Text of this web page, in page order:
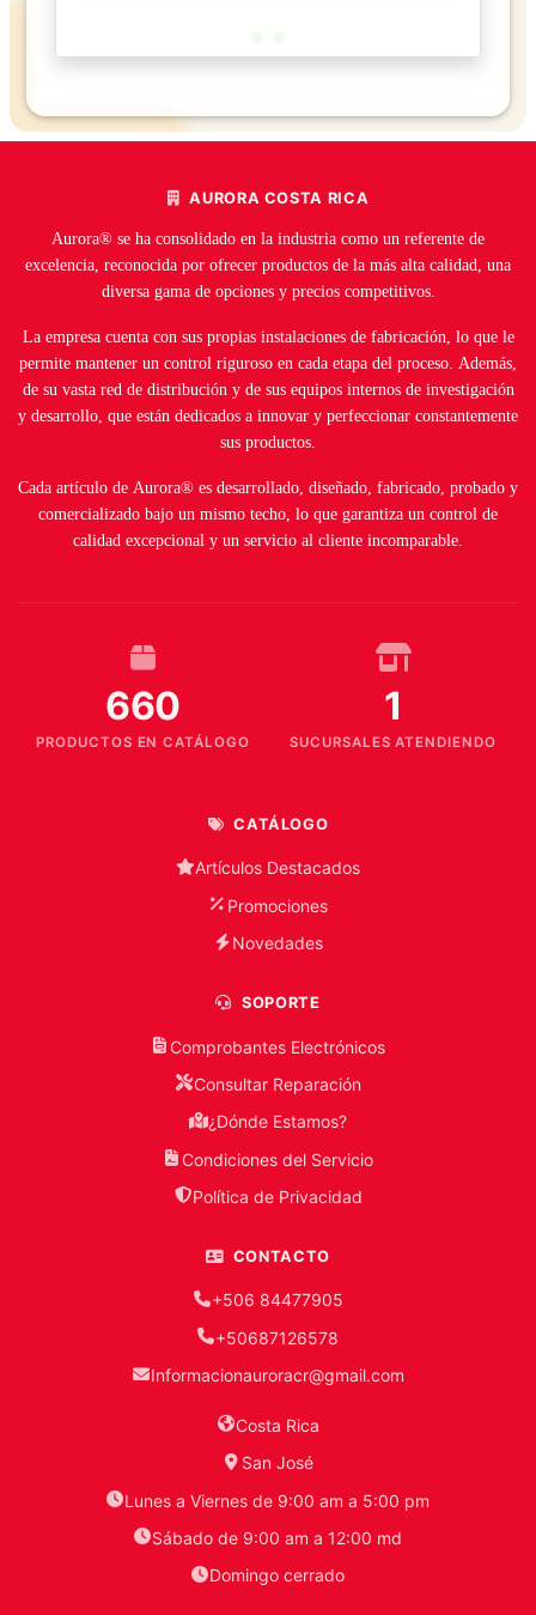
AURORA COSTA RICA
Aurora® se ha consolidado en la industria como un referente de
excelencia, reconocida por ofrecer productos de la más alta calidad, una
diversa gama de opciones y precios competitivos.
La empresa cuenta con sus propias instalaciones de fabricación, lo que le
permite mantener un control riguroso en cada etapa del proceso. Además,
de su vasta red de distribución y de sus equipos internos de investigación
y desarrollo, que están dedicados a innovar y perfeccionar constantemente
sus productos.
Cada artículo de Aurora® es desarrollado, diseñado, fabricado, probado y
comercializado bajo un mismo techo, lo que garantiza un control de
calidad excepcional y un servicio al cliente incomparable.
660
PRODUCTOS EN CATÁLOGO
1
SUCURSALES ATENDIENDO
CATÁLOGO
Artículos Destacados
Promociones
Novedades
SOPORTE
Comprobantes Electrónicos
Consultar Reparación
¿Dónde Estamos?
Condiciones del Servicio
Política de Privacidad
CONTACTO
+506 84477905
+50687126578
Informacionauroracr@gmail.com
Costa Rica
San José
Lunes a Viernes de 9:00 am a 5:00 pm
Sábado de 9:00 am a 12:00 md
Domingo cerrado